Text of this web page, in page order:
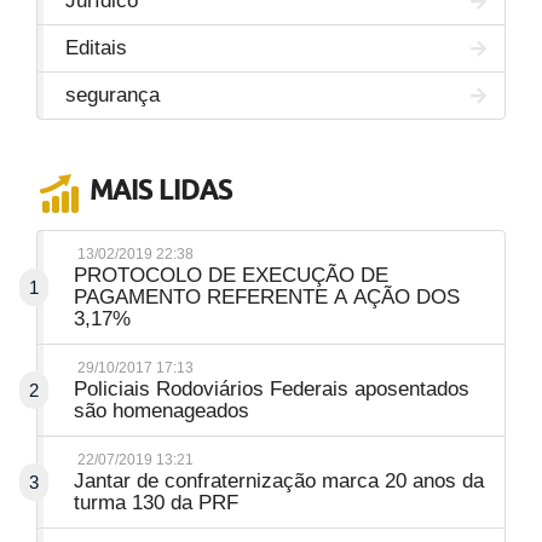
Editais
segurança
MAIS LIDAS
1
13/02/2019 22:38
PROTOCOLO DE EXECUÇÃO DE
PAGAMENTO REFERENTE A AÇÃO DOS
3,17%
2
29/10/2017 17:13
Policiais Rodoviários Federais aposentados
são homenageados
3
22/07/2019 13:21
Jantar de confraternização marca 20 anos da
turma 130 da PRF